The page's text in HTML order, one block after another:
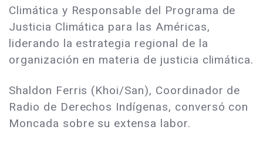
Climática y Responsable del Programa de
Justicia Climática para las Américas,
liderando la estrategia regional de la
organización en materia de justicia climática.
Shaldon Ferris (Khoi/San), Coordinador de
Radio de Derechos Indígenas, conversó con
Moncada sobre su extensa labor.